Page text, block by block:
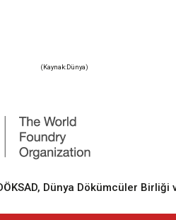
(Kaynak:Dünya)
Dünya Dökümcüler